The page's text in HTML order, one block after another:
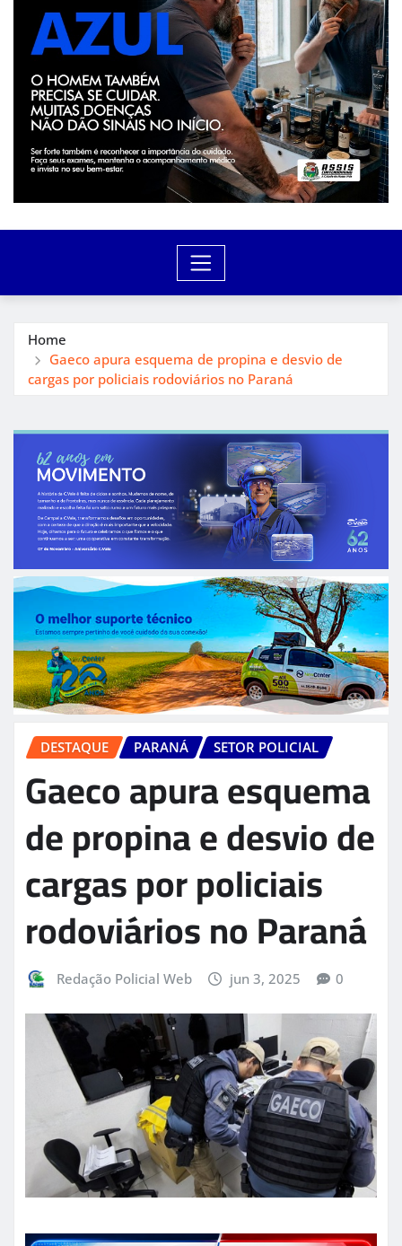
Home
Gaeco apura esquema de propina e desvio de
cargas por policiais rodoviários no Paraná
DESTAQUE PARANÁ SETOR POLICIAL
Gaeco apura esquema
de propina e desvio de
cargas por policiais
rodoviários no Paraná
Redação Policial Web jun 3, 2025 0